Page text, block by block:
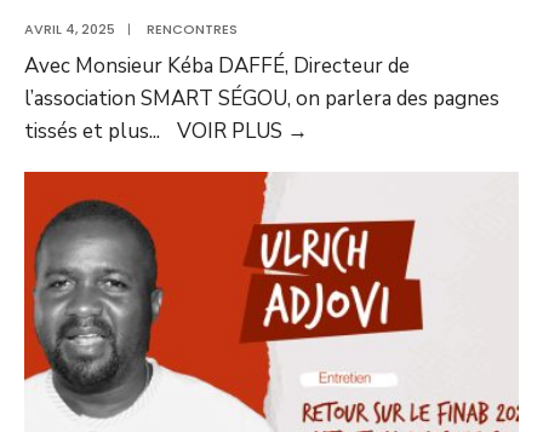
AVRIL 4, 2025 | RENCONTRES
Avec Monsieur Kéba DAFFÉ, Directeur de
l’association SMART SÉGOU, on parlera des pagnes
tissés et plus... VOIR PLUS →